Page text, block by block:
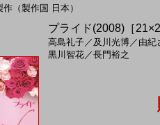
（製作国 日本）
プライド(2008)［
高島礼子／ 及川光博／ 由紀
黒川智花／長門裕之